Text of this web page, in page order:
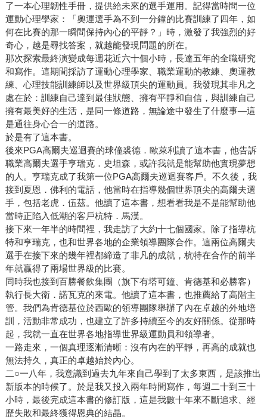
了一本心理韌性手冊，提供給未來的選手運用。記得當時問一位
運動心理學家：「奧運選手為不到一分鐘的比賽訓練了四年，如
何在比賽的那一瞬間保持內心的平靜？」時，激發了我強烈的好
奇心，越是尋找答案，就越能發現問題的所在。
那次探索最終演變成每週花近六十個小時，長達五年的全職研究
和寫作。這期間採訪了運動心理學家、職業運動的教練、奧運教
練、心理技能訓練師以及世界級頂尖的運動員。我發現其非凡之
處在於：訓練自己達到最佳狀態、擁有平靜和自信，與訓練自己
擁有最美好的生活，是同一條道路，無論途中發生了什麼事—這
是通往身心合一的道路。
於是有了這本書。
後來PGA高爾夫巡迴賽的球僮裘德．歐萊利讀了這本書，他告訴
職業高爾夫選手亨瑞克．史坦森，或許我就是能幫助他實現夢想
的人。亨瑞克成了我第一位PGA高爾夫巡迴賽客戶。不久後，我
接到夏恩．佛利的電話，他當時在指導幾個世界頂尖的高爾夫選
手，包括老虎．伍茲。他讀了這本書，想看看我是不是能幫助他
當時正陷入低潮的客戶杭特．馬漢。
接下來一年半的時間裡，我走訪了大約十七個國家。除了指導杭
特和亨瑞克，也和世界各地的企業領導團隊合作。這兩位高爾夫
選手在接下來的幾年裡都締造了非凡的成就，杭特在合作的前半
年就贏得了兩場世界級的比賽。
同時我也接到百勝餐飲集團（旗下有塔可鐘、肯德基和必勝客）
執行長大衛．諾瓦克的來電。他讀了這本書，也推薦給了高階主
管。我們為肯德基位於西歐的領導團隊舉辦了內在卓越的外地培
訓，活動非常成功，也建立了許多持續至今的友好關係。從那時
起，我就一直在世界各地指導世界級運動員和領導者。
一路走來，一個真理逐漸清晰：沒有內在的平靜，再高的成就也
無法持久，真正的卓越始於內心。
二○一八年，我意識到過去九年來自己學到了太多東西，是該推出
新版本的時候了。於是我又投入兩年時間寫作，每週二十到三十
小時，最後完成這本書的修訂版，這是我數十年來不斷追求、經
歷失敗和最終獲得恩典的結晶。